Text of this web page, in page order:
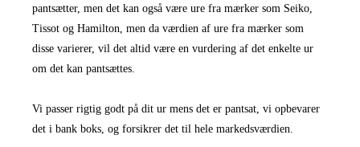
pantsætter, men det kan også være ure fra mærker som Seiko,
Tissot og Hamilton, men da værdien af ure fra mærker som
disse varierer, vil det altid være en vurdering af det enkelte ur
om det kan pantsættes.
Vi passer rigtig godt på dit ur mens det er pantsat, vi opbevarer
det i bank boks, og forsikrer det til hele markedsværdien.